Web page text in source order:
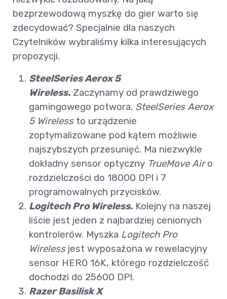
bezprzewodową myszkę do gier warto się
zdecydować? Specjalnie dla naszych
Czytelników wybraliśmy kilka interesujących
propozycji.
SteelSeries Aerox 5
Wireless. Zaczynamy od prawdziwego
gamingowego potwora. SteelSeries Aerox
5 Wirelessto urządzenie
zoptymalizowane pod kątem możliwie
najszybszych przesunięć. Ma niezwykle
dokładny sensor optyczny TrueMove Airo
rozdzielczości do 18000 DPI i 7
programowalnych przycisków.
Logitech Pro Wireless. Kolejny na naszej
liście jest jeden z najbardziej cenionych
kontrolerów. Myszka Logitech Pro
Wirelessjest wyposażona w rewelacyjny
sensor HERO 16K, którego rozdzielczość
dochodzi do 25600 DPI.
Razer Basilisk X